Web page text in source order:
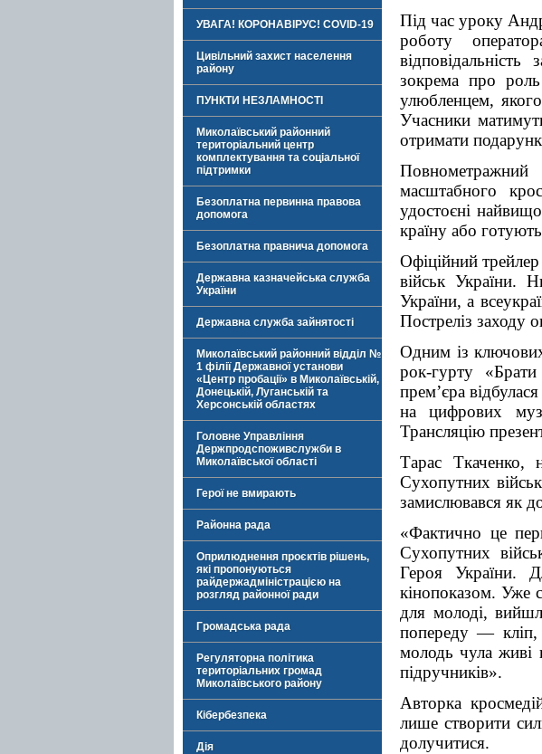
УВАГА! КОРОНАВІРУС! COVID-19
Цивільний захист населення
району
ПУНКТИ НЕЗЛАМНОСТІ
Миколаївський районний
територіальний центр
комплектування та соціальної
підтримки
Безоплатна первинна правова
допомога
Безоплатна правнича допомога
Державна казначейська служба
України
Державна служба зайнятості
Миколаївський районний відділ №
1 філії Державної установи
«Центр пробації» в Миколаївській,
Донецькій, Луганській та
Херсонській областях
Головне Управління
Держпродспоживслужби в
Миколаївської області
Герої не вмирають
Районна рада
Оприлюднення проєктів рішень,
які пропонуються
райдержадміністрацією на
розгляд районної ради
Громадська рада
Регуляторна політика
територіальних громад
Миколаївського району
Кібербезпека
Дія
Під час уроку
роботу
зокрема про
улюбленцем,
Учасники
отримати
масштабного
удостоєні
країну або
Офіційний
військ України.
України, а
Постреліз заходу
Одним із
рок-гурту
прем’єра
на цифрових
Трансляцію
Тарас Ткаченко,
Сухопутних
замислювався як
«Фактично це
Сухопутних
Героя України.
кінопоказом. Уже
для молоді,
попереду — кліп,
молодь чула живі
підручників».
Авторка
лише створити
долучитися.